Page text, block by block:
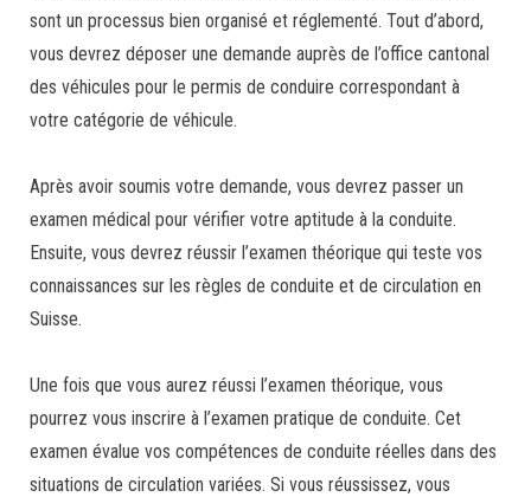
sont un processus bien organisé et réglementé. Tout d’abord,
vous devrez déposer une demande auprès de l’office cantonal
des véhicules pour le permis de conduire correspondant à
votre catégorie de véhicule.
Après avoir soumis votre demande, vous devrez passer un
examen médical pour vérifier votre aptitude à la conduite.
Ensuite, vous devrez réussir l’examen théorique qui teste vos
connaissances sur les règles de conduite et de circulation en
Suisse.
Une fois que vous aurez réussi l’examen théorique, vous
pourrez vous inscrire à l’examen pratique de conduite. Cet
examen évalue vos compétences de conduite réelles dans des
situations de circulation variées. Si vous réussissez, vous